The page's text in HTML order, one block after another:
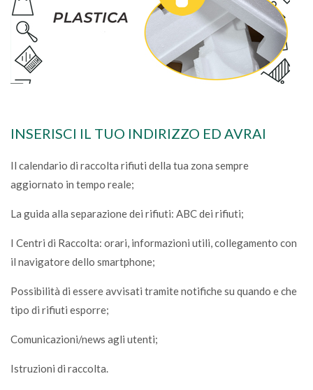
INSERISCI IL TUO INDIRIZZO ED AVRAI
Il calendario di raccolta rifiuti della tua zona sempre
aggiornato in tempo reale;
La guida alla separazione dei rifiuti: ABC dei rifiuti;
I Centri di Raccolta: orari, informazioni utili, collegamento con
il navigatore dello smartphone;
Possibilità di essere avvisati tramite notifiche su quando e che
tipo di rifiuti esporre;
Comunicazioni/news agli utenti;
Istruzioni di raccolta.